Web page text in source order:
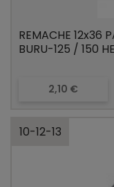
REMACHE 12x36
BURU-125 / 150
Precio
2,10 €
10-12-13